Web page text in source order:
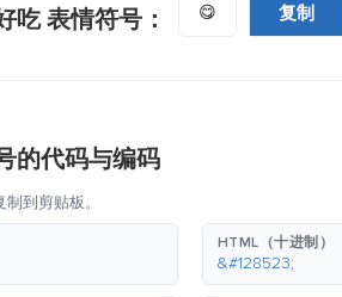
吃 表情符号： 😋 复制
的代码与编码
到剪贴板。
HTML（十进制）
&#128523;